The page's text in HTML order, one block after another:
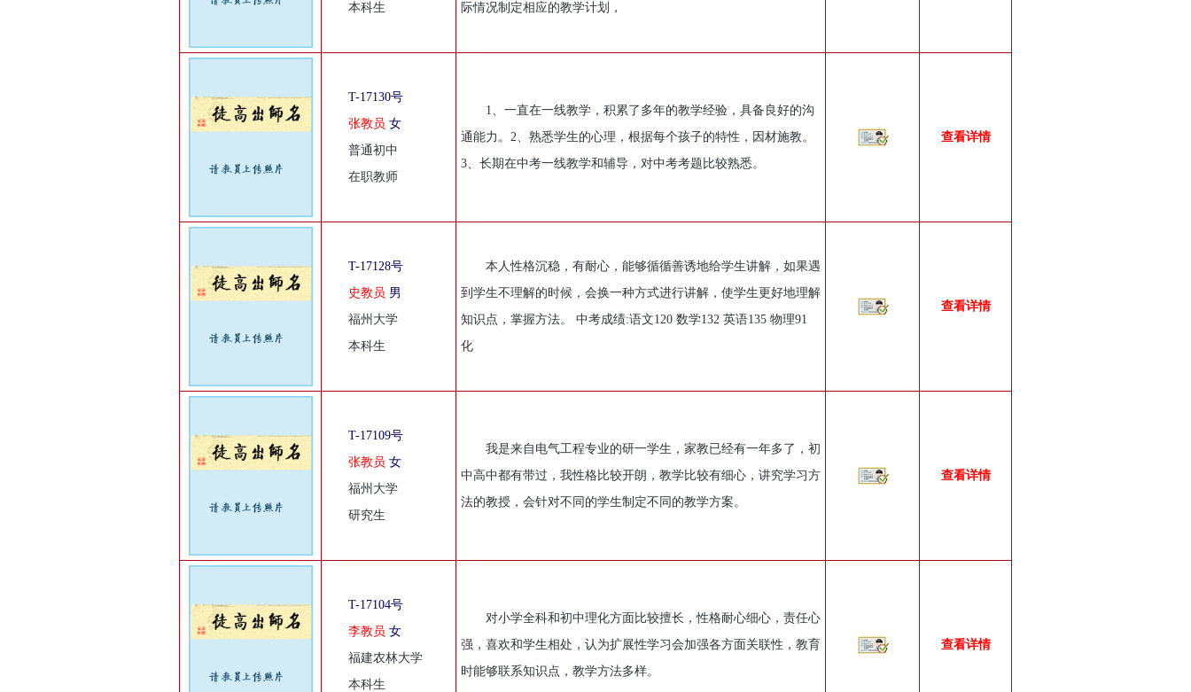
本科生
际情况制定相应的教学计划，
T-17130号
张教员 女
普通初中
在职教师
1、一直在一线教学，积累了多年的教学经验，具备良好的沟
通能力。2、熟悉学生的心理，根据每个孩子的特性，因材施教。
3、长期在中考一线教学和辅导，对中考考题比较熟悉。
查看详情
T-17128号
史教员 男
福州大学
本科生
本人性格沉稳，有耐心，能够循循善诱地给学生讲解，如果遇
到学生不理解的时候，会换一种方式进行讲解，使学生更好地理解
知识点，掌握方法。 中考成绩:语文120 数学132 英语135 物理91
化
查看详情
T-17109号
张教员 女
福州大学
研究生
我是来自电气工程专业的研一学生，家教已经有一年多了，初
中高中都有带过，我性格比较开朗，教学比较有细心，讲究学习方
法的教授，会针对不同的学生制定不同的教学方案。
查看详情
T-17104号
李教员 女
福建农林大学
本科生
对小学全科和初中理化方面比较擅长，性格耐心细心，责任心
强，喜欢和学生相处，认为扩展性学习会加强各方面关联性，教育
时能够联系知识点，教学方法多样。
查看详情